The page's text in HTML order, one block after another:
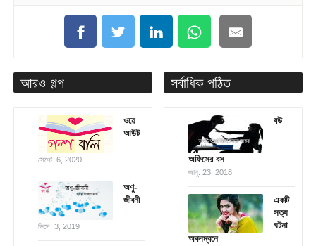
আরও গল্প
ওয়ে
আউট
সেপ্টে. 6, 2020
অণু-
জীবনী
ডিসে. 3, 2019
সর্বাধিক পঠিত
বউ
অফিসের বস
জানু. 23, 2018
একটি
সত্য
ঘটনা
অবলম্বনে